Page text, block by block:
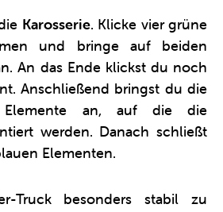
Karosserie. Klicke vier grüne
und bringe auf beiden
An das Ende klickst du noch
Anschließend bringst du die
Elemente an, auf die die
werden. Danach schließt
Elementen.
Truck besonders stabil zu